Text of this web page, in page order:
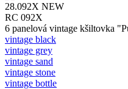
28.092X NEW
RC 092X
6 panelová vintage kšiltovka
vintage black
vintage grey
vintage sand
vintage stone
vintage bottle